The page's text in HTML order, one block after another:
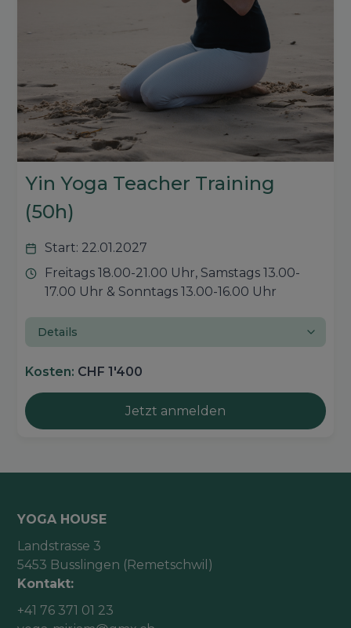
Yin Yoga Teacher Training
(50h)
Start: 22.01.2027
Freitags 18.00-21.00 Uhr, Samstags 13.00-
17.00 Uhr & Sonntags 13.00-16.00 Uhr
Details
Kosten: CHF 1'400
Jetzt anmelden
YOGA HOUSE
Landstrasse 3
5453 Busslingen (Remetschwil)
Kontakt:
+41 76 371 01 23